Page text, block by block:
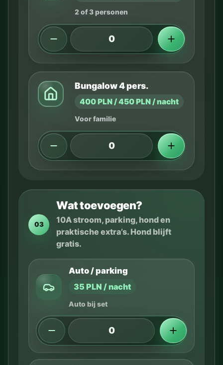
2 of 3 personen
Bungalow 4 pers.
400 PLN / 450 PLN / nacht
Voor familie
03
Wat toevoegen?
10A stroom, parking, hond en
praktische extra’s. Hond blijft
gratis.
Auto / parking
35 PLN / nacht
Auto bij set